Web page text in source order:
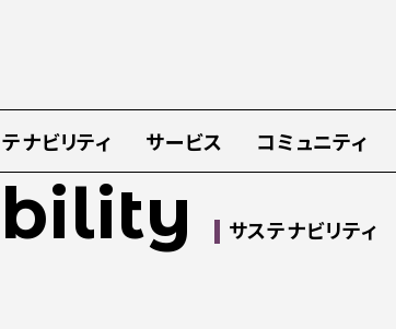
ナビリティ サービス コミュニティ
サステナビリティ